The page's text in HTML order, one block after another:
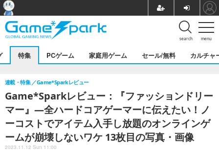
menu
search
特集 PCゲーム 家庭用ゲーム セール/無料 カルチャ
Game*Sparkレビュー：『ファッションドリー
マー』―全ハードコアゲーマーに伝えたい！ノ
ーコストでアイテム入手し放題のオンラインゲ
ームが崩壊しないワケ 13枚目の写真・画像
連載・特集 Game*Sparkレビュー
2023.11.12 Sun 11:00